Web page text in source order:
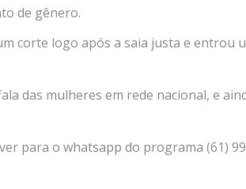
de gênero.
corte logo após a saia justa e entrou
das mulheres em rede nacional, e
para o whatsapp do programa (61)